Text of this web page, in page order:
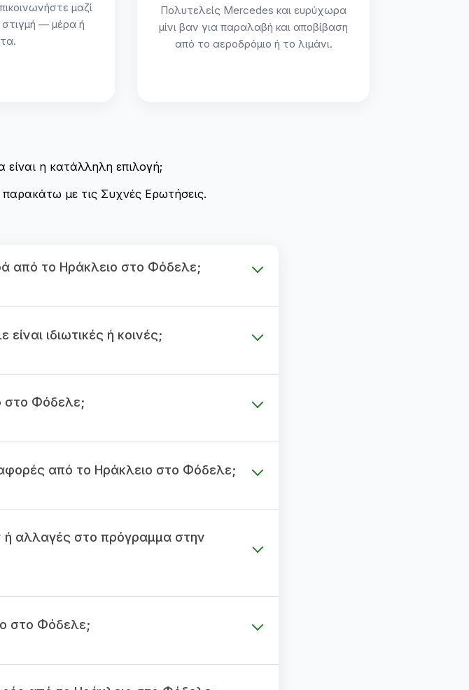
μαζί
— μέρα ή
Πολυτελείς Mercedes και ευρύχωρα
μίνι βαν για παραλαβή και αποβίβαση
από το αεροδρόμιο ή το λιμάνι.
είναι η κατάλληλη επιλογή;
με τις Συχνές Ερωτήσεις.
από το Ηράκλειο στο Φόδελε;
ιδιωτικές ή κοινές;
στο Φόδελε;
από το Ηράκλειο στο Φόδελε;
ή αλλαγές στο πρόγραμμα στην
στο Φόδελε;